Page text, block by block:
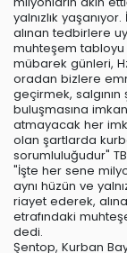
yalnızlık
alınan tedbirlere
muhteşem
mübarek günleri,
oradan bizlere
geçirmek,
buluşmasına
atmayacak her
olan şartlarda
sorumluluğudur"
"İşte her sene
aynı hüzün ve
riayet ederek,
etrafındaki
dedi.
Şentop, Kurban